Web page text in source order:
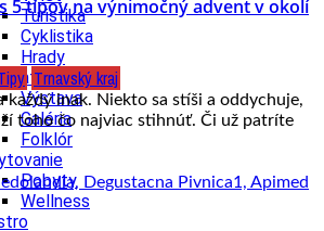
Turistika
Cyklistika
Hrady
Výstava
Galéria
Folklór
Pobyty
Wellness
5 tipov na výnimočný advent v okolí
Trnavský kraj
každý inak. Niekto sa stíši a oddychuje,
toho čo najviac stihnúť. Či už patríte